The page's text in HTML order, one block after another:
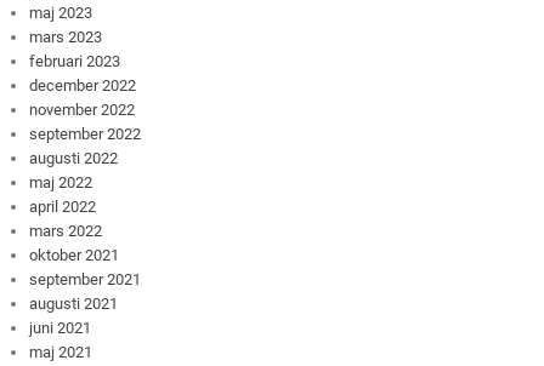
maj 2023
mars 2023
februari 2023
december 2022
november 2022
september 2022
augusti 2022
maj 2022
april 2022
mars 2022
oktober 2021
september 2021
augusti 2021
juni 2021
maj 2021